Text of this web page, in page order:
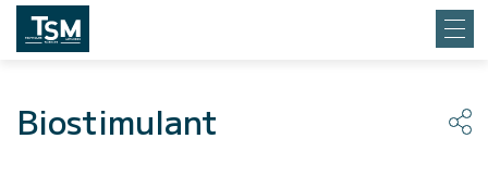
Biostimulant